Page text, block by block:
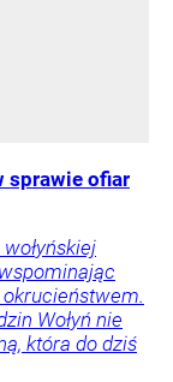
sprawie ofiar
Wołyń nie
która do dziś